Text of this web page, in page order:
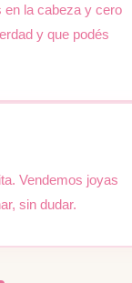
en la cabeza y cero
y que podés
Vendemos joyas
sin dudar.